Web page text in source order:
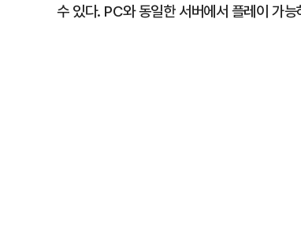
수 있다. PC와 동일한 서버에서 플레이 가